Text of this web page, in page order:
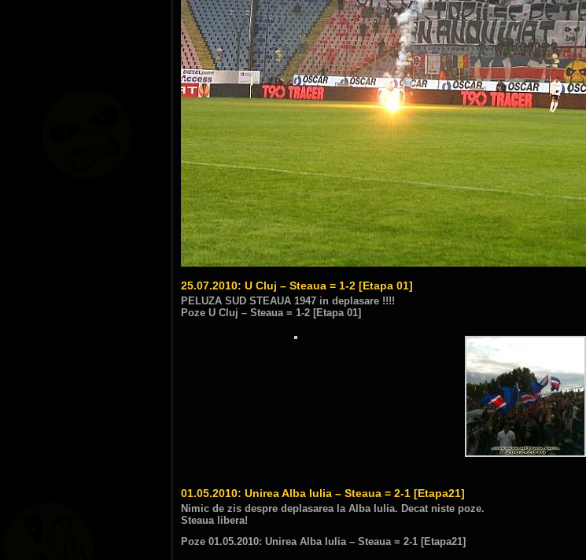
25.07.2010: U Cluj – Steaua = 1-2 [Etapa 01]
PELUZA SUD STEAUA 1947 in deplasare !!!!
Poze U Cluj – Steaua = 1-2 [Etapa 01]
01.05.2010: Unirea Alba Iulia – Steaua = 2-1 [Etapa21]
Nimic de zis despre deplasarea la Alba Iulia. Decat niste poze.
Steaua libera!
Poze 01.05.2010: Unirea Alba Iulia – Steaua = 2-1 [Etapa21]